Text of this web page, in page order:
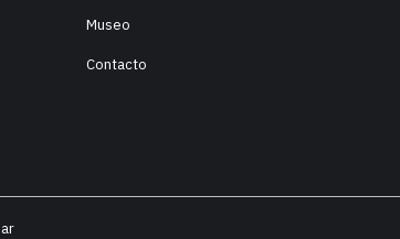
Museo
Contacto